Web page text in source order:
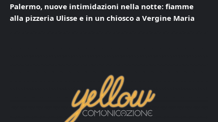
Palermo, nuove intimidazioni nella notte: fiamme
alla pizzeria Ulisse e in un chiosco a Vergine Maria